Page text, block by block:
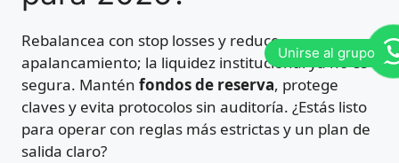
Rebalancea con stop losses y reduce
apalancamiento; la liquidez institucional ya no es
segura. Mantén fondos de reserva, protege
claves y evita protocolos sin auditoría. ¿Estás listo
para operar con reglas más estrictas y un plan de
salida claro?